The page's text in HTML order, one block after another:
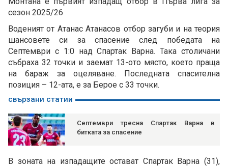
сезон 2025/26
Воденият от Атанас Атанасов отбор загуби и на теория
шансовете си за спасение след победата на
Септември с 1:0 над Спартак Варна. Така столичани
събраха 32 точки и заемат 13-ото място, което праща
на бараж за оцеляване. Последната спасителна
позиция – 12-ата, е за Берое с 33 точки.
свързани статии
Септември тресна Спартак Варна в
битката за спасение
В зоната на изпадащите остават Спартак Варна (31),